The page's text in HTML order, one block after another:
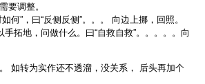
要调整。
何”，曰“反侧反侧”。。。 向边上挪，回照。
手拓地，问做什么。曰“自救自救”。。。。。向
如转为实作还不透溜，没关系， 后头再加个